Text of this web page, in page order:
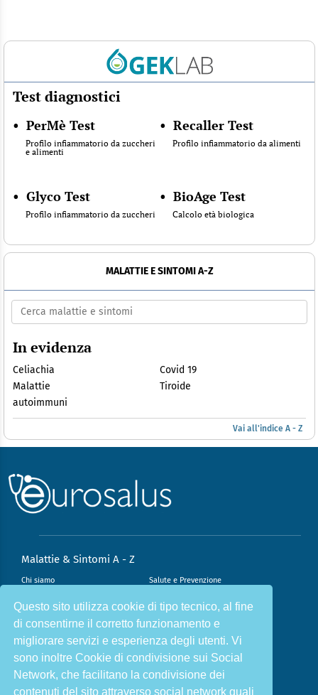
Questo sito utilizza cookie di tipo tecnico, al fine
di consentirne il corretto funzionamento e
migliorare servizi e esperienza degli utenti. Vi
sono inoltre Cookie di condivisione sui Social
Network, che facilitano la condivisione dei
contenuti del sito attraverso social network quali
Test diagnostici
• PerMè Test
Profilo infiammatorio da zuccheri
e alimenti
• Recaller Test
Profilo infiammatorio da alimenti
• Glyco Test
Profilo infiammatorio da zuccheri
• BioAge Test
Calcolo età biologica
MALATTIE E SINTOMI A-Z
In evidenza
Celiachia
Covid 19
Malattie
autoimmuni
Tiroide
Vai all'indice A - Z
Malattie & Sintomi A - Z
Chi siamo Salute e Prevenzione
Infiammazione e Allergia Direzione scientifica
Nutrizione e Stili di vita Sport e Benessere
Cookie Policy L’angolo del dottore